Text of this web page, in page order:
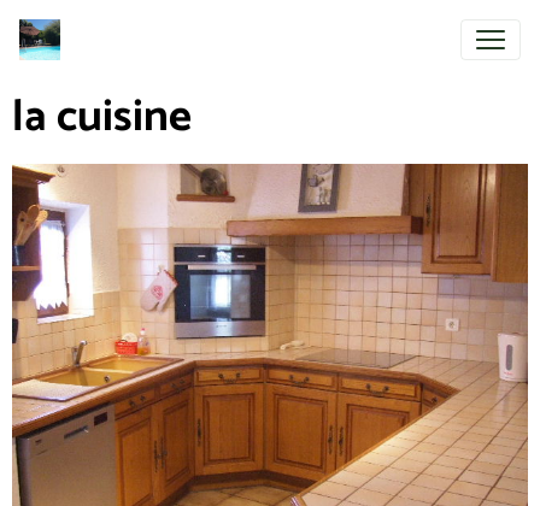
la cuisine